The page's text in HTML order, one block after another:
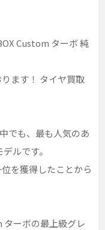
Custom ターボ 純
ます！ タイヤ買取
でも、最も人気のあ
ルです。
を獲得したことから
ターボの最上級グレ